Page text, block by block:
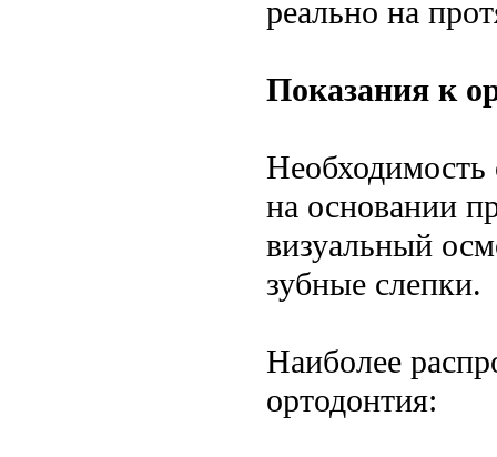
реально на
Показания к
Необходимость
на основании
визуальный
зубные слепки.
Наиболее
ортодонтия: